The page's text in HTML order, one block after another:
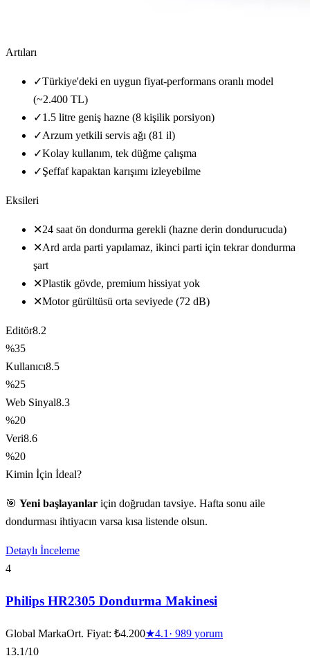
Artıları
✓Türkiye'deki en uygun fiyat-performans oranlı model
(~2.400 TL)
✓1.5 litre geniş hazne (8 kişilik porsiyon)
✓Arzum yetkili servis ağı (81 il)
✓Kolay kullanım, tek düğme çalışma
✓Şeffaf kapaktan karışımı izleyebilme
Eksileri
✕24 saat ön dondurma gerekli (hazne derin dondurucuda)
✕Ard arda parti yapılamaz, ikinci parti için tekrar dondurma
şart
✕Plastik gövde, premium hissiyat yok
✕Motor gürültüsü orta seviyede (72 dB)
Editör8.2
%35
Kullanıcı8.5
%25
Web Sinyal8.3
%20
Veri8.6
%20
Kimin İçin İdeal?
🎯 Yeni başlayanlar için doğrudan tavsiye. Hafta sonu aile
dondurması ihtiyacın varsa kısa listende olsun.
Detaylı İnceleme
4
Philips HR2305 Dondurma Makinesi
Global MarkaOrt. Fiyat: ₺4.200★4.1 · 989 yorum
13.1/10